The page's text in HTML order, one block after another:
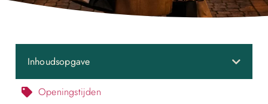
Inhoudsopgave
Openingstijden